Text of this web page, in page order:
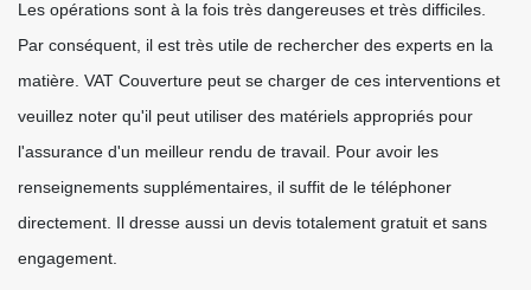
Les opérations sont à la fois très dangereuses et très difficiles.
Par conséquent, il est très utile de rechercher des experts en la
matière. VAT Couverture peut se charger de ces interventions et
veuillez noter qu'il peut utiliser des matériels appropriés pour
l'assurance d'un meilleur rendu de travail. Pour avoir les
renseignements supplémentaires, il suffit de le téléphoner
directement. Il dresse aussi un devis totalement gratuit et sans
engagement.